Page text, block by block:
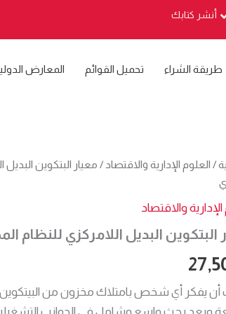
أنشر كتابك
طريقة الشراء تحميل القوائم المعارض
/ العلوم الإدارية والاقتصاد / معيار البتكوين
والاقتصاد
البتكوين البديل اللامركزي للنظام
أن يفكر أي شخص بامتلاك مخزون من البيتكوين